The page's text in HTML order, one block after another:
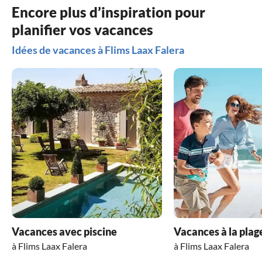
Encore plus d’inspiration pour
planifier vos vacances
Idées de vacances à Flims Laax Falera
Vacances avec piscine
à Flims Laax Falera
Vacances à la
à Flims Laax Falera